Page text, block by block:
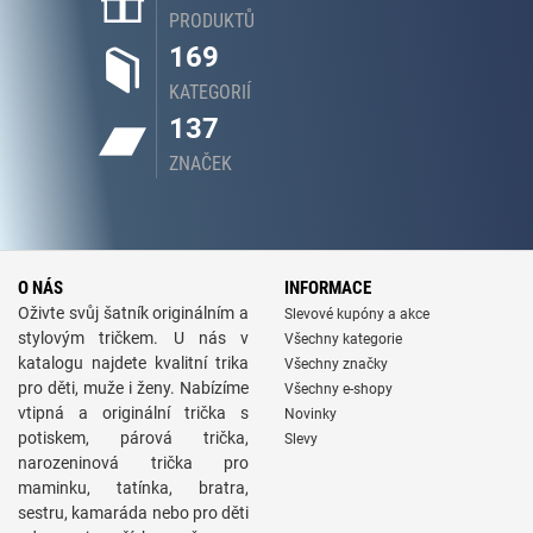
PRODUKTŮ
169
KATEGORIÍ
137
ZNAČEK
O NÁS
Oživte svůj šatník originálním a
stylovým tričkem. U nás v
katalogu najdete kvalitní trika
pro děti, muže i ženy. Nabízíme
vtipná a originální trička s
potiskem, párová trička,
narozeninová trička pro
maminku, tatínka, bratra,
sestru, kamaráda nebo pro děti
INFORMACE
Slevové kupóny a akce
Všechny kategorie
Všechny značky
Všechny e-shopy
Novinky
Slevy